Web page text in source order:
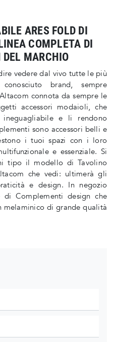
ARES FOLD DI
COMPLETA DI
MARCHIO
vedere dal vivo tutte le più
brand, sempre
connota da sempre le
accessori modaioli, che
e li rendono
sono accessori belli e
i tuoi spazi con i loro
e essenziale. Si
tipo il modello di Tavolino
che vedi: ultimerà gli
e design. In negozio
Complementi design che
melaminico di grande qualità